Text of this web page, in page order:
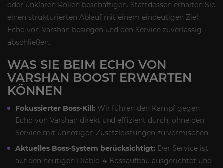
oder unklaren Rollen beschäftigen. Stattdessen erhalten Sie
einen strukturierten Ablauf mit einem eindeutigen Ziel:
Echo von Varshan besiegen und den Service zuverlässig
abschließen.
WAS SIE BEIM ECHO VON
VARSHAN BOOST ERWARTEN
KÖNNEN
Fokussierter Boss-Kill: Wir führen den Kampf gegen
Echo von Varshan direkt und effizient durch, ohne den
Service mit unnötigen Zusatzleistungen zu vermischen.
Aktuelles Boss-System berücksichtigt: Der Service ist
auf den heutigen Diablo-4-Bossaufbau ausgerichtet und